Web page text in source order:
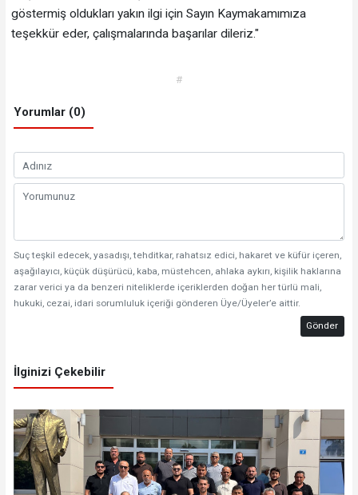
göstermiş oldukları yakın ilgi için Sayın Kaymakamımıza
teşekkür eder, çalışmalarında başarılar dileriz."
#
Yorumlar (0)
Suç teşkil edecek, yasadışı, tehditkar, rahatsız edici, hakaret ve küfür içeren,
aşağılayıcı, küçük düşürücü, kaba, müstehcen, ahlaka aykırı, kişilik haklarına
zarar verici ya da benzeri niteliklerde içeriklerden doğan her türlü mali,
hukuki, cezai, idari sorumluluk içeriği gönderen Üye/Üyeler’e aittir.
Gönder
İlginizi Çekebilir